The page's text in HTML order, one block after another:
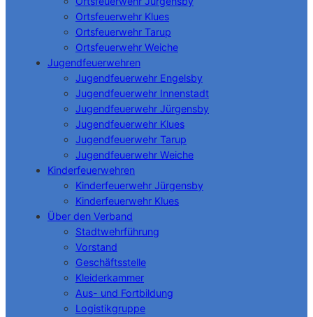
Ortsfeuerwehr Klues
Ortsfeuerwehr Tarup
Ortsfeuerwehr Weiche
Jugendfeuerwehren
Jugendfeuerwehr Engelsby
Jugendfeuerwehr Innenstadt
Jugendfeuerwehr Jürgensby
Jugendfeuerwehr Klues
Jugendfeuerwehr Tarup
Jugendfeuerwehr Weiche
Kinderfeuerwehren
Kinderfeuerwehr Jürgensby
Kinderfeuerwehr Klues
Über den Verband
Stadtwehrführung
Vorstand
Geschäftsstelle
Kleiderkammer
Aus- und Fortbildung
Logistikgruppe